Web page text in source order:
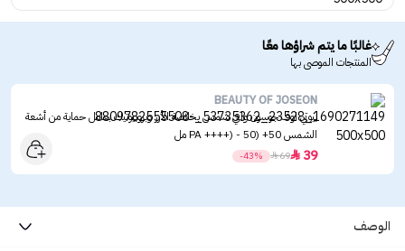
غالبًا ما يتم شراؤها معًا
المنتجات الموصى بها
BEAUTY OF JOSEON
بيوتي اوف جوسون واقي شمس بخلاصة الأرز وبروبيوتيك بعامل حماية من أشعة
الشمس ‏50+ (PA ++++) - 50 مل
39

69

-43%
الوصف